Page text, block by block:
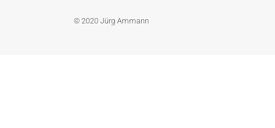
© 2020 Jürg Ammann